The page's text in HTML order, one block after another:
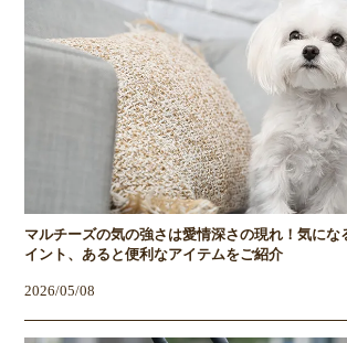
マルチーズの気の強さは愛情深さの現れ！気にな
イント、あると便利なアイテムをご紹介
2026/05/08